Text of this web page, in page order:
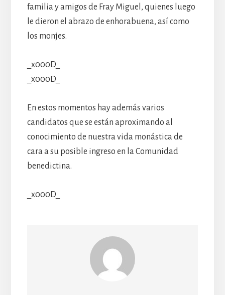
familia y amigos de Fray Miguel, quienes luego
le dieron el abrazo de enhorabuena, así como
los monjes.
_x000D_
_x000D_
En estos momentos hay además varios
candidatos que se están aproximando al
conocimiento de nuestra vida monástica de
cara a su posible ingreso en la Comunidad
benedictina.
_x000D_